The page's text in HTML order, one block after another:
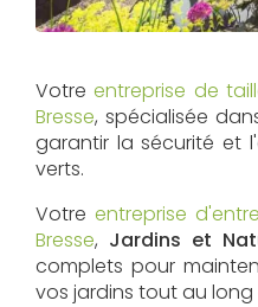
Votreentreprise de
Bresse, spécialisée
garantir la sécurité et
verts.
Votre entreprise
Bresse, Jardins et
complets pour
vos jardins tout au long